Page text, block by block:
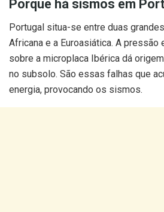
Porque há sismos em
Portugal situa-se entre duas
Africana e a Euroasiática. A pressão
sobre a microplaca Ibérica dá
no subsolo. São essas falhas que
energia, provocando os sismos.